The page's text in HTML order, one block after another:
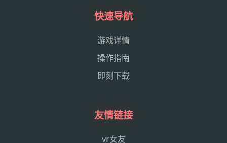
快速导航
游戏详情
操作指南
即刻下载
友情链接
vr女友